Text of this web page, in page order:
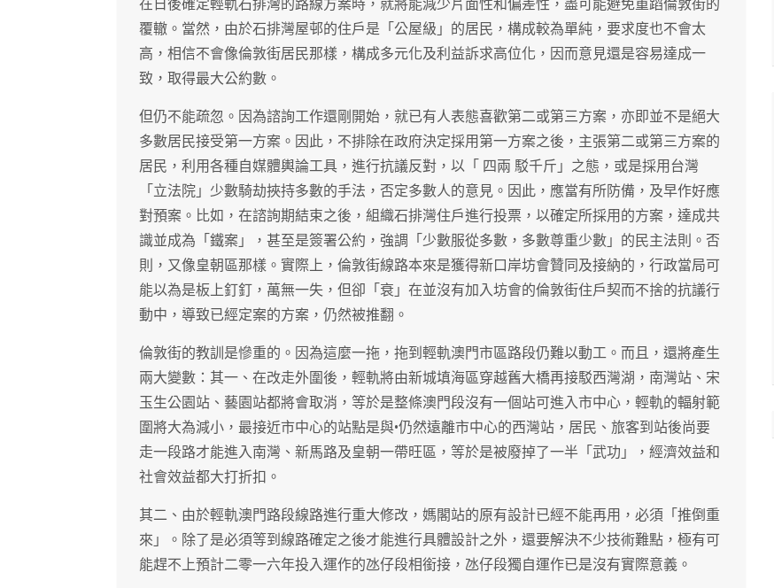
在日後確定輕軌石排灣的路線方案時，就將能減少片面性和偏差性，盡可能避免重蹈倫敦街的
覆轍。當然，由於石排灣屋邨的住戶是「公屋級」的居民，構成較為單純，要求度也不會太
高，相信不會像倫敦街居民那樣，構成多元化及利益訴求高位化，因而意見還是容易達成一
致，取得最大公約數。
但仍不能疏忽。因為諮詢工作還剛開始，就已有人表態喜歡第二或第三方案，亦即並不是絕大
多數居民接受第一方案。因此，不排除在政府決定採用第一方案之後，主張第二或第三方案的
居民，利用各種自媒體輿論工具，進行抗議反對，以「 四兩 駁千斤」之態，或是採用台灣
「立法院」少數騎劫挾持多數的手法，否定多數人的意見。因此，應當有所防備，及早作好應
對預案。比如，在諮詢期結束之後，組織石排灣住戶進行投票，以確定所採用的方案，達成共
識並成為「鐵案」，甚至是簽署公約，強調「少數服從多數，多數尊重少數」的民主法則。否
則，又像皇朝區那樣。實際上，倫敦街線路本來是獲得新口岸坊會贊同及接納的，行政當局可
能以為是板上釘釘，萬無一失，但卻「衰」在並沒有加入坊會的倫敦街住戶契而不捨的抗議行
動中，導致已經定案的方案，仍然被推翻。
倫敦街的教訓是慘重的。因為這麼一拖，拖到輕軌澳門市區路段仍難以動工。而且，還將產生
兩大變數：其一、在改走外圍後，輕軌將由新城填海區穿越舊大橋再接駁西灣湖，南灣站、宋
玉生公園站、藝園站都將會取消，等於是整條澳門段沒有一個站可進入市中心，輕軌的輻射範
圍將大為減小，最接近市中心的站點是與•仍然遠離市中心的西灣站，居民、旅客到站後尚要
走一段路才能進入南灣、新馬路及皇朝一帶旺區，等於是被廢掉了一半「武功」，經濟效益和
社會效益都大打折扣。
其二、由於輕軌澳門路段線路進行重大修改，媽閣站的原有設計已經不能再用，必須「推倒重
來」。除了是必須等到線路確定之後才能進行具體設計之外，還要解決不少技術難點，極有可
能趕不上預計二零一六年投入運作的氹仔段相銜接，氹仔段獨自運作已是沒有實際意義。